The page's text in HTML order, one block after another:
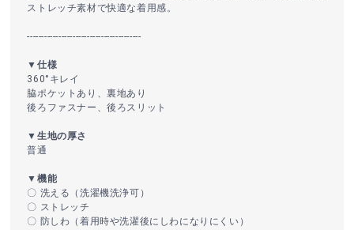
ストレッチ素材で快適な着用感。
----------------------------------------
▼仕様
360°キレイ
脇ポケットあり、裏地あり
後ろファスナー、後ろスリット
▼生地の厚さ
普通
▼機能
〇 洗える（洗濯機洗浄可）
〇 ストレッチ
〇 防しわ（着用時や洗濯後にしわになりにくい）